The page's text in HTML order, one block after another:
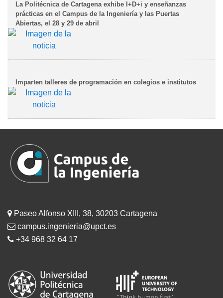
La Politécnica de Cartagena exhibe I+D+i y enseñanzas
prácticas en el Campus de la Ingeniería y las Puertas
Abiertas, el 28 y 29 de abril
Imparten talleres de programación en colegios e institutos
Paseo Alfonso XIII, 38, 30203 Cartagena
campus.ingenieria@upct.es
+34 968 32 64 17